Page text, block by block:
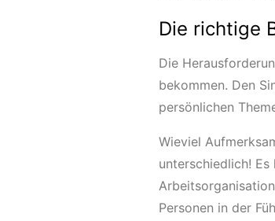
Die richtige
Die
bekommen. Den
persönlichen
Wieviel
unterschiedlich!
Personen in der